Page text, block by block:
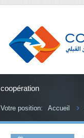
coopération
Votre position: Accueil